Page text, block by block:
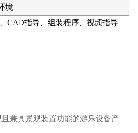
境
CAD指导、组装程序、视频指导
兼具景观装置功能的游乐设备产